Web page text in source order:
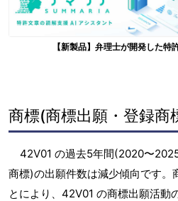
【新製品】弁理士が開発した特
商標(商標出願・登録商
42V01 の過去5年間(2020〜
商標)の出願件数は減少傾向です。
とにより、42V01 の商標出願活動